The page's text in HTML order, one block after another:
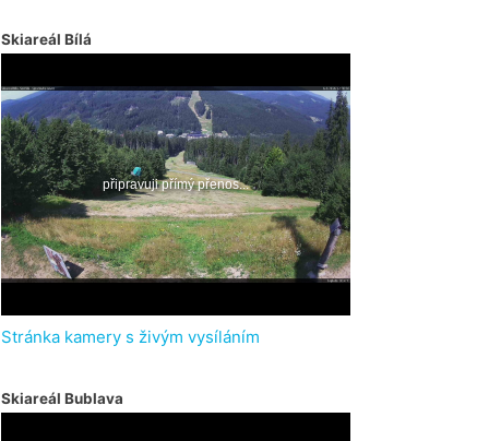
Skiareál Bílá
Stránka kamery s živým vysíláním
Skiareál Bublava